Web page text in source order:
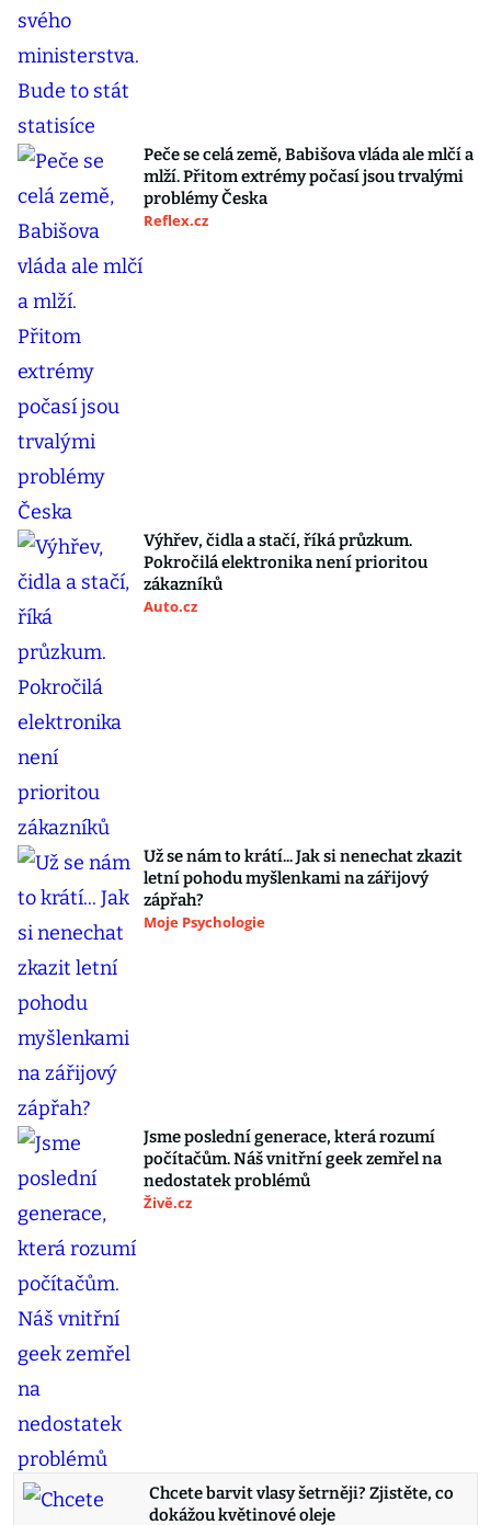
Peče se celá země, Babišova vláda ale mlčí a
mlží. Přitom extrémy počasí jsou trvalými
problémy Česka
Reflex.cz
Výhřev, čidla a stačí, říká průzkum.
Pokročilá elektronika není prioritou
zákazníků
Auto.cz
Už se nám to krátí... Jak si nenechat zkazit
letní pohodu myšlenkami na zářijový
zápřah?
Moje Psychologie
Jsme poslední generace, která rozumí
počítačům. Náš vnitřní geek zemřel na
nedostatek problémů
Živě.cz
Chcete barvit vlasy šetrněji? Zjistěte, co
dokážou květinové oleje